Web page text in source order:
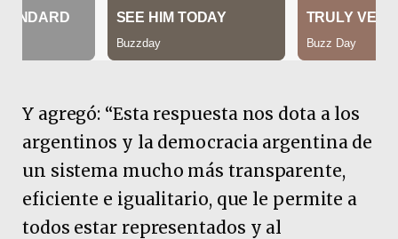
Y agregó: “Esta respuesta nos dota a los
argentinos y la democracia argentina de
un sistema mucho más transparente,
eficiente e igualitario, que le permite a
todos estar representados y al